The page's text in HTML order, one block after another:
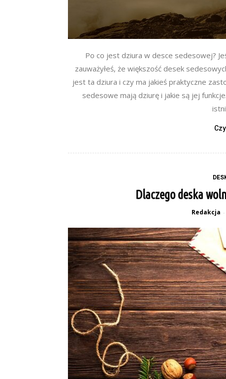
Po co jest dziura w desce sedesowej?
zauważyłeś, że większość desek
jest ta dziura i czy ma jakieś praktyczne
sedesowe mają dziurę i jakie są jej
Dlaczego deska
Redakcja -